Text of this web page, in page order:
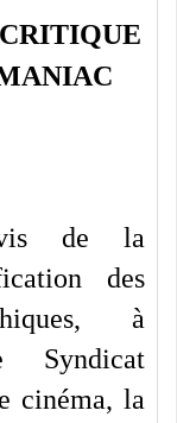
de la
des
à
Syndicat
cinéma, la